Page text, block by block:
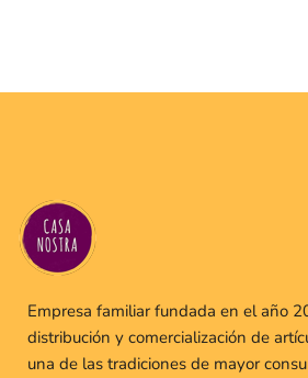
Empresa familiar fundada en el año
distribución y comercialización de
una de las tradiciones de mayor